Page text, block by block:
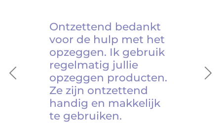
Previous
Ontzettend bedankt
voor de hulp met het
opzeggen. Ik gebruik
regelmatig jullie
opzeggen producten.
Ze zijn ontzettend
handig en makkelijk
te gebruiken.